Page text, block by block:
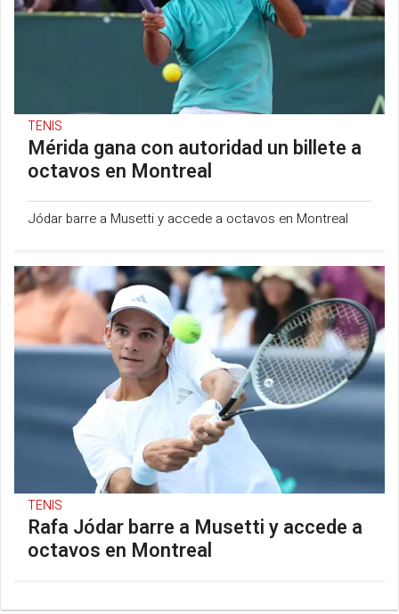
TENIS
Mérida gana con autoridad un billete a
octavos en Montreal
Jódar barre a Musetti y accede a octavos en Montreal
TENIS
Rafa Jódar barre a Musetti y accede a
octavos en Montreal